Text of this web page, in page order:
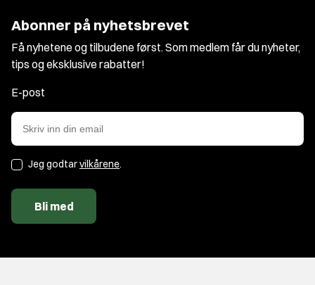
Abonner på nyhetsbrevet
Få nyhetene og tilbudene først. Som medlem får du nyheter,
tips og eksklusive rabatter!
E-post
Jeg godtarvilkårene.
Bli med